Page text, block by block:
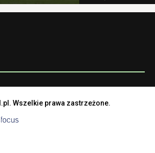
Wszelkie prawa zastrzeżone.